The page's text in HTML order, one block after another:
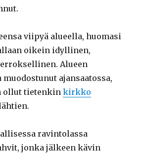
viipyä alueella, huomasi
oikein idyllinen,
Alueen
ajansaatossa,
ollut tietenkinkirkko
ravintolassa
jonka jälkeen kävin